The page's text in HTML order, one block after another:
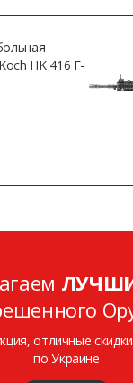
HK 416 F-
отличные
по Украине